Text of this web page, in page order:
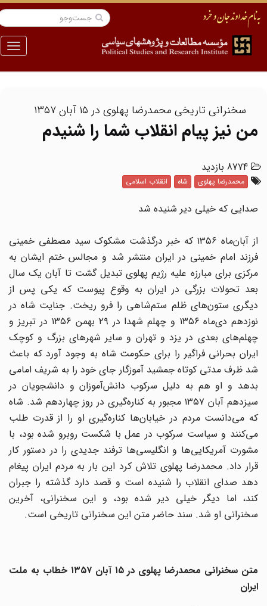
منو
سخنرانی تاریخی محمدرضا پهلوی در ۱۵ آبان ۱۳۵۷
من نیز پیام انقلاب شما را شنیدم
8774 بازدید
محمدرضا پهلوی شاه انقلاب اسلامی
صدایی که خیلی دیر شنیده شد
از آبان‌ماه ۱۳۵۶ که خبر درگذشت مشکوک سید مصطفی خمینی
فرزند امام خمینی در ایران منتشر شد و مجالس ختم ایشان به
مرکزی برای مبارزه علیه رژیم پهلوی تبدیل گشت تا آبان یک سال
بعد تحولات بزرگی در ایران به وقوع پیوست که یکی پس از
دیگری ستون‌های ظلم ستم‌شاهی را فرو ریخت. جنایت شاه در
نوزدهم دی‌ماه ۱۳۵۶ و چهلم شهدا در ۲۹ بهمن ۱۳۵۶ در تبریز و
چهلم‌های بعدی در یزد و تهران و سایر شهرهای بزرگ و کوچک
ایران بحرانی فراگیر را برای حکومت شاه به وجود آورد که باعث
شد ظرف مدتی کوتاه جمشید آموزگار جای خود را به شریف امامی
بدهد و او هم به دلیل سرکوب دانش‌آموزان و دانشجویان در
سیزدهم آبان ۱۳۵۷ مجبور به کناره‌گیری در روز چهاردهم شد. شاه
که می‌دانست مردم در خیابان‌ها کناره‌گیری او را از قدرت طلب
می‌کنند و سیاست سرکوب در عمل با شکست روبرو شده بود، با
مشورت آمریکایی‌ها و انگلیسی‌ها ترفند جدیدی را در دستور کار
قرار داد. محمدرضا پهلوی تلاش کرد این بار به مردم ایران پیغام
دهد صدای انقلاب را شنیده است و قصد دارد گذشته را جبران
کند، اما دیگر خیلی دیر شده بود، و این سخنرانی، آخرین
سخنرانی او شد. سند حاضر متن این سخنرانی تاریخی است.
متن سخنرانی محمدرضا پهلوی در ۱۵ آبان ۱۳۵۷ خطاب به ملت
ایران